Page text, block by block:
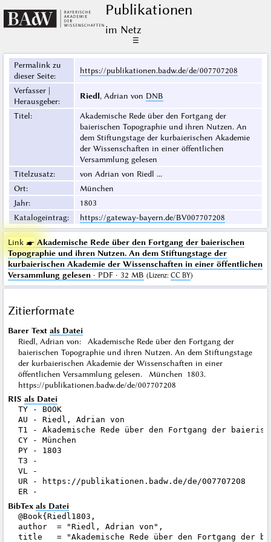
Publikationen
im Netz
☰
Permalink zu
dieser Seite:
https://publikationen.badw.de/de/007707208
Verfasser |
Herausgeber:
Riedl, Adrian von DNB
Titel:
Akademische Rede über den Fortgang der
baierischen Topographie und ihren Nutzen. An
dem Stiftungstage der kurbaierischen Akademie
der Wissenschaften in einer öffentlichen
Versammlung gelesen
Titelzusatz:
von Adrian von Riedl ...
Ort:
München
Jahr:
1803
Katalogeintrag: https://gateway-bayern.de/BV007707208
Link ☛ Akademische Rede über den Fortgang der baierischen
Topographie und ihren Nutzen. An dem Stiftungstage der
kurbaierischen Akademie der Wissenschaften in einer öffentlichen
Versammlung gelesen· PDF · 32 MB (Lizenz: CC BY)
Zitierformate
Barer Text als Datei
Riedl, Adrian von: Akademische Rede über den Fortgang der
baierischen Topographie und ihren Nutzen. An dem Stiftungstage
der kurbaierischen Akademie der Wissenschaften in einer
öffentlichen Versammlung gelesen. München 1803.
https://publikationen.badw.de/de/007707208
RIS als Datei
TY - BOOK
AU - Riedl, Adrian von
T1 - Akademische Rede über den Fortgang der
CY - München
PY - 1803
T3 -
VL -
UR - https://publikationen.badw.de/de/007707208
BibTex als Datei
@Book{Riedl1803,
author  = "Riedl, Adrian von",
title   = "Akademische Rede über den Fortgang der